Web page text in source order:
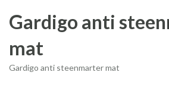
(Cadeautips)
Gardigo anti
mat
Gardigo anti steenmarter mat